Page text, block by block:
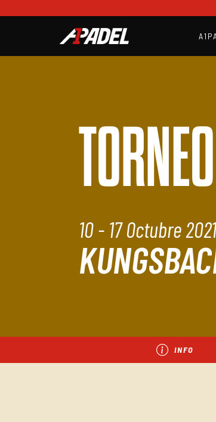
TORNEO
10 - 17 Octubre 2021
INFO